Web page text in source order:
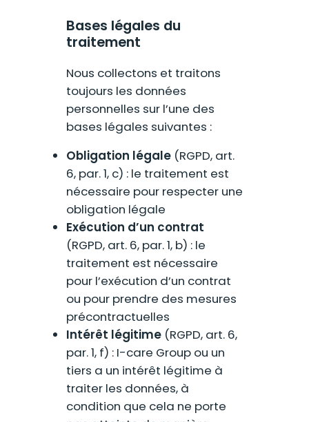
Bases légales du
traitement
Nous collectons et traitons
toujours les données
personnelles sur l’une des
bases légales suivantes :
Obligation légale (RGPD, art.
6, par. 1, c) : le traitement est
nécessaire pour respecter une
obligation légale
Exécution d’un contrat
(RGPD, art. 6, par. 1, b) : le
traitement est nécessaire
pour l’exécution d’un contrat
ou pour prendre des mesures
précontractuelles
Intérêt légitime (RGPD, art. 6,
par. 1, f) : I-care Group ou un
tiers a un intérêt légitime à
traiter les données, à
condition que cela ne porte